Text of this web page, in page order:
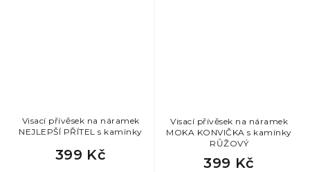
Visací přívěsek na náramek
NEJLEPŠÍ PŘÍTEL s kamínky
399 Kč
Visací přívěsek na náramek
MOKA KONVIČKA s kamínky
RŮŽOVÝ
399 Kč